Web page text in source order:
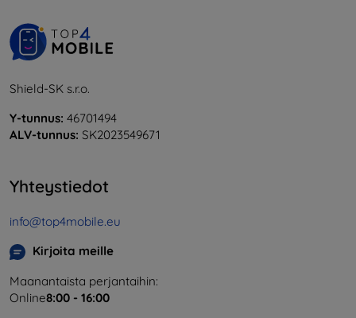
Shield-SK s.r.o.
Y-tunnus: 46701494
ALV-tunnus: SK2023549671
Yhteystiedot
info@top4mobile.eu
Kirjoita meille
Maanantaista perjantaihin:
Online8:00 - 16:00